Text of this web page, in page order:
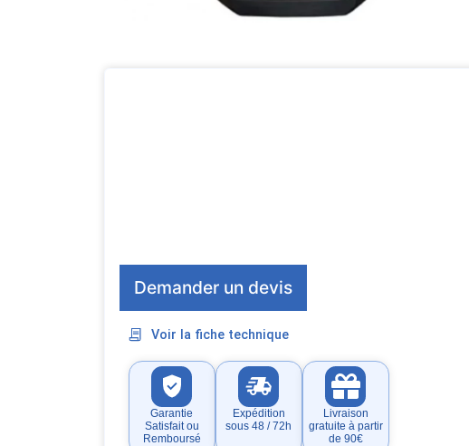
Demander un devis
Voir la fiche technique
Garantie
Satisfait ou
Remboursé
Expédition
sous 48 / 72h
Livraison
gratuite à partir
de 90€